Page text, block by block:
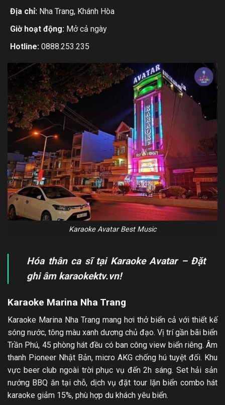
Địa chỉ:Nha Trang, Khánh Hòa
Giờ hoạt động:Mở cả ngày
Hotline: 0888.253.235
Karaoke Avatar Best Music
Hóa thân ca sĩ tại Karaoke Avatar – Đặt
ghi âm karaokektv.vn!
Karaoke Marina Nha Trang
Karaoke Marina Nha Trang mang hơi thở biển cả với thiết kế
sóng nước, tông màu xanh dương chủ đạo. Vị trí gần bãi biển
Trần Phú, 45 phòng hát đều có ban công view biển riêng. Âm
thanh Pioneer Nhật Bản, micro AKG chống hú tuyệt đối. Khu
vực beer club ngoài trời phục vụ đến 2h sáng. Set hải sản
nướng BBQ ăn tại chỗ, dịch vụ đặt tour lặn biển combo hát
karaoke giảm 15%, phù hợp du khách yêu biển.